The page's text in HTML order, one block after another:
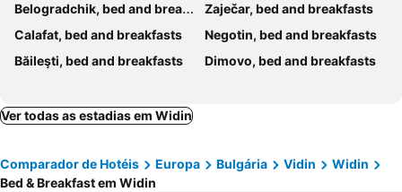
Belogradchik, bed and breakfasts
Zaječar, bed and breakfasts
Calafat, bed and breakfasts
Negotin, bed and breakfasts
Băileşti, bed and breakfasts
Dimovo, bed and breakfasts
Ver todas as estadias em Widin
Comparador de Hotéis Europa Bulgária Vidin
Widin
Bed & Breakfast em Widin